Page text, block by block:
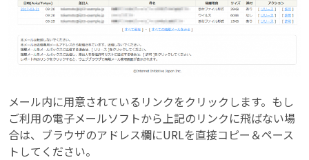
メール内に用意されているリンクをクリックします。もし
ご利用の電子メールソフトから上記のリンクに飛ばない場
合は、ブラウザのアドレス欄にURLを直接コピー＆ペース
トしてください。